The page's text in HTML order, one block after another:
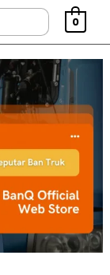
0